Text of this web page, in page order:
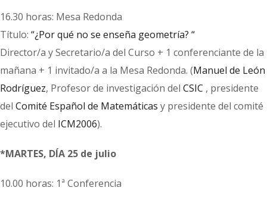
16.30 horas: Mesa Redonda
Título: “¿Por qué no se enseña geometría? “
Director/a y Secretario/a del Curso + 1 conferenciante de la
mañana + 1 invitado/a a la Mesa Redonda. (Manuel de León
Rodríguez, Profesor de investigación del CSIC , presidente
del Comité Español de Matemáticas y presidente del comité
ejecutivo del ICM2006).
*MARTES, DÍA 25 de julio
10.00 horas: 1ª Conferencia